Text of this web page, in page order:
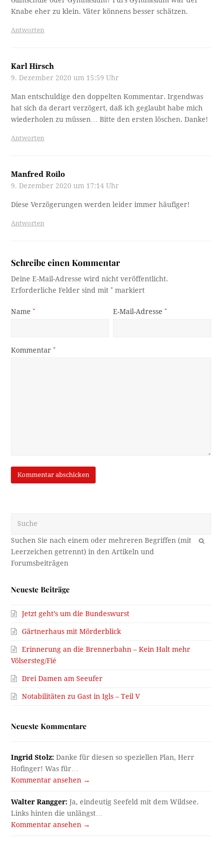
Knabe eher zu klein. Väter könnens besser schätzen.
Antworten
Karl Hirsch
9. Dezember 2020 um 15:59 Uhr
Man entschuldige den doppelten Kommentar. Irgendwas
hat sich da derart verzögert, daß ich geglaubt habe mich
wiederholen zu müssen… Bitte den ersten löschen. Danke!
Antworten
Manfred Roilo
9. Dezember 2020 um 17:14 Uhr
Diese Verzögerungen werden leider immer häufiger!
Antworten
Schreibe einen Kommentar
Deine E-Mail-Adresse wird nicht veröffentlicht.
Erforderliche Felder sind mit* markiert
Name* E-Mail-Adresse*
Kommentar*
OK
Neueste Beiträge
Jetzt geht’s um die Bundeswurst
Gärtnerhaus mit Mörderblick
Erinnerung an die Brennerbahn – Kein Halt mehr
Völsersteg/Fié
Drei Damen am Seeufer
Notabilitäten zu Gast in Igls – Teil V
Neueste Kommentare
Ingrid Stolz: Danke für diesen so speziellen Plan, Herr
Hofinger! Was für…
Kommentar ansehen →
Walter Rangger: Ja, eindeutig Seefeld mit dem Wildsee.
Links hinten die unlängst…
Kommentar ansehen →